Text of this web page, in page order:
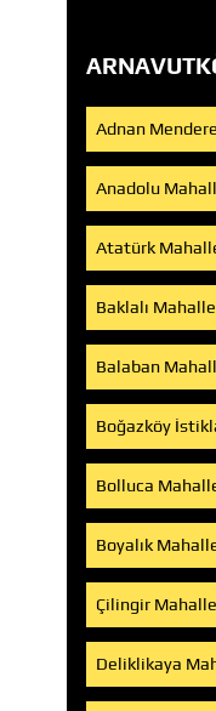
Adnan
Anadolu
Atatürk
Baklalı
Balaban
Boğazköy
Bolluca
Boyalık
Çilingir
Deliklikaya